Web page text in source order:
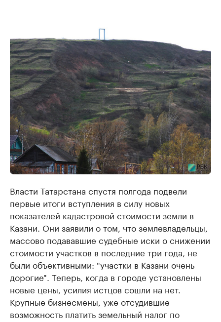
Власти Татарстана спустя полгода подвели
первые итоги вступления в силу новых
показателей кадастровой стоимости земли в
Казани. Они заявили о том, что землевладельцы,
массово подававшие судебные иски о снижении
стоимости участков в последние три года, не
были объективными: "участки в Казани очень
дорогие". Теперь, когда в городе установлены
новые цены, усилия истцов сошли на нет.
Крупные бизнесмены, уже отсудившие
возможность платить земельный налог по